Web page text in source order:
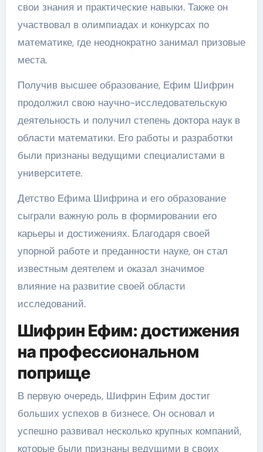
свои знания и практические навыки. Также он
участвовал в олимпиадах и конкурсах по
математике, где неоднократно занимал призовые
места.
Получив высшее образование, Ефим Шифрин
продолжил свою научно-исследовательскую
деятельность и получил степень доктора наук в
области математики. Его работы и разработки
были признаны ведущими специалистами в
университете.
Детство Ефима Шифрина и его образование
сыграли важную роль в формировании его
карьеры и достижениях. Благодаря своей
упорной работе и преданности науке, он стал
известным деятелем и оказал значимое
влияние на развитие своей области
исследований.
Шифрин Ефим: достижения
на профессиональном
поприще
В первую очередь, Шифрин Ефим достиг
больших успехов в бизнесе. Он основал и
успешно развивал несколько крупных компаний,
которые были признаны ведущими в своих